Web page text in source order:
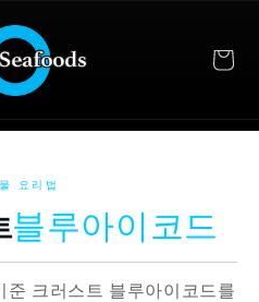
요리법
블루아이코드
준 크러스트 블루아이코드를